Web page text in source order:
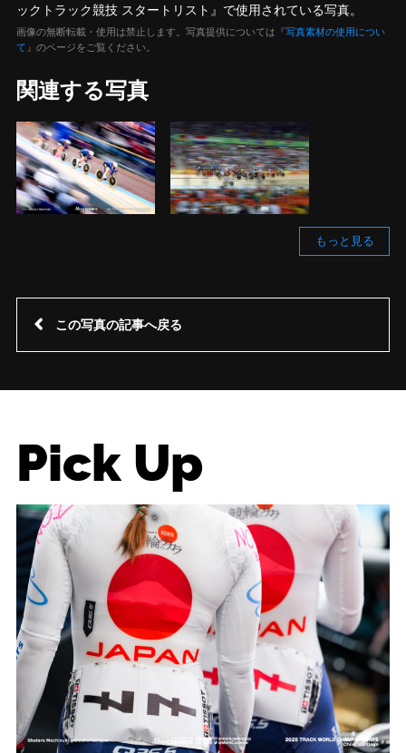
ックトラック競技 スタートリスト』で使用されている写真。
画像の無断転載・使用は禁止します。写真提供については『写真素材の使用につい
て 』のページをご覧ください。
関連する写真
もっと見る
この写真の記事へ戻る
Pick Up